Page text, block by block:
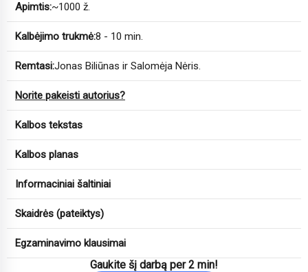
Apimtis:~1000 ž.
Kalbėjimo trukmė:8 - 10 min.
Remtasi:Jonas Biliūnas ir Salomėja Nėris.
Norite pakeisti autorius?
Kalbos tekstas
Kalbos planas
Informaciniai šaltiniai
Skaidrės (pateiktys)
Egzaminavimo klausimai
Gaukite šį darbą per 2 min!